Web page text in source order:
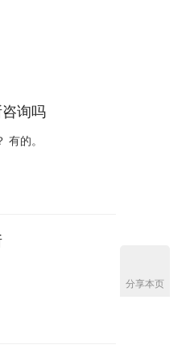
询吗
有的。
分享本页